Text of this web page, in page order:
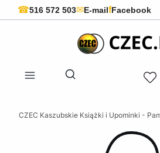
☎516 572 503✉E-mailfFacebook
Otwórz wyszukiwarkę
CZEC Kaszubskie Książki i Upominki -